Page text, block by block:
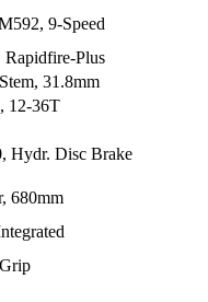
9-Speed
Plus
31.8mm
12-36T
Hydr. Disc Brake
680mm